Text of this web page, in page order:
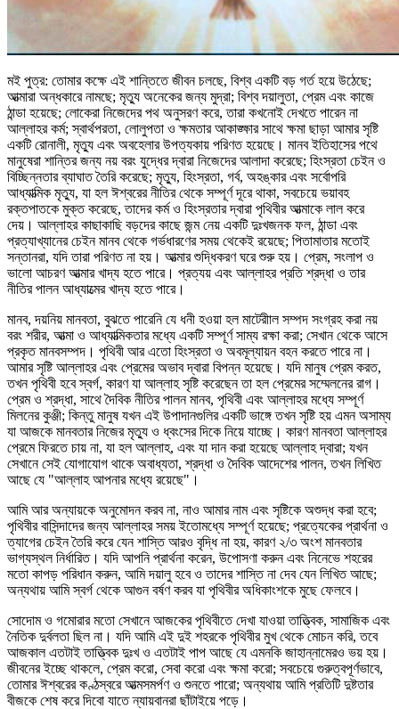
মই পুত্র: তোমার কক্ষে এই শান্তিতে জীবন চলছে, বিশ্ব একটি বড় গর্ত হয়ে উঠেছে;
আত্মারা অন্ধকারে নামছে; মৃত্যু অনেকের জন্য মুদ্রা; বিশ্ব দয়ালুতা, প্রেম এবং কাজে
ঠান্ডা হয়েছে; লোকেরা নিজেদের পথ অনুসরণ করে, তারা কখনোই দেখতে পারেন না
আল্লাহর কর্ম; স্বার্থপরতা, লোলুপতা ও ক্ষমতার আকাঙ্ক্ষার সাথে ক্ষমা ছাড়া আমার সৃষ্টি
একটি রোনালী, মৃত্যু এবং অবহেলার উপত্যকায় পরিণত হয়েছে। মানব ইতিহাসের পথে
মানুষেরা শান্তির জন্য নয় বরং যুদ্ধের দ্বারা নিজেদের আলাদা করেছে; হিংস্রতা চেইন ও
বিচ্ছিন্নতার ব্যাঘাত তৈরি করেছে; মৃত্যু, হিংস্রতা, গর্ব, অহঙ্কার এবং সর্বোপরি
আধ্যাত্মিক মৃত্যু, যা হল ঈশ্বরের নীতির থেকে সম্পূর্ণ দূরে থাকা, সবচেয়ে ভয়াবহ
রক্তপাতকে মুক্ত করেছে, তাদের কর্ম ও হিংস্রতার দ্বারা পৃথিবীর আত্মাকে লাল করে
দেয়। আল্লাহর কাছাকাছি বড়দের কাছে জন্ম নেয় একটি দুঃখজনক ফল, ঠান্ডা এবং
প্রত্যাখ্যানের চেইন মানব থেকে গর্ভধারণের সময় থেকেই রয়েছে; পিতামাতার মতোই
সন্তানরা, যদি তারা পরিণত না হয়। আত্মার শুদ্ধিকরণ ঘরে শুরু হয়। প্রেম, সংলাপ ও
ভালো আচরণ আত্মার খাদ্য হতে পারে। প্রত্যয় এবং আল্লাহর প্রতি শ্রদ্ধা ও তার
নীতির পালন আধ্যাত্মের খাদ্য হতে পারে।
মানব, দয়নিয় মানবতা, বুঝতে পারেনি যে ধনী হওয়া হল মাটেরীাল সম্পদ সংগ্রহ করা নয়
বরং শরীর, আত্মা ও আধ্যাত্মিকতার মধ্যে একটি সম্পূর্ণ সাম্য রক্ষা করা; সেখান থেকে আসে
প্রকৃত মানবসম্পদ। পৃথিবী আর এতো হিংস্রতা ও অবমূল্যায়ন বহন করতে পারে না।
আমার সৃষ্টি আল্লাহর এবং প্রেমের অভাব দ্বারা বিপন্ন হয়েছে। যদি মানুষ প্রেম করত,
তখন পৃথিবী হবে স্বর্গ, কারণ যা আল্লাহ সৃষ্টি করেছেন তা হল প্রেমের সম্মেলনের রাগ।
প্রেম ও শ্রদ্ধা, সাথে দৈবিক নীতির পালন মানব, পৃথিবী এবং আল্লাহর মধ্যে সম্পূর্ণ
মিলনের কুঞ্জী; কিন্তু মানুষ যখন এই উপাদানগুলির একটি ভাঙ্গে তখন সৃষ্টি হয় এমন অসাম্য
যা আজকে মানবতার নিজের মৃত্যু ও ধ্বংসের দিকে নিয়ে যাচ্ছে। কারণ মানবতা আল্লাহর
প্রেমে ফিরতে চায় না, যা হল আল্লাহ, এবং যা দান করা হয়েছে আল্লাহ দ্বারা; যখন
সেখানে সেই যোগাযোগ থাকে অবাধ্যতা, শ্রদ্ধা ও দৈবিক আদেশের পালন, তখন লিখিত
আছে যে "আল্লাহ আপনার মধ্যে রয়েছে"।
আমি আর অন্যায়কে অনুমোদন করব না, নাও আমার নাম এবং সৃষ্টিকে অশুদ্ধ করা হবে;
পৃথিবীর বাসিন্দাদের জন্য আল্লাহর সময় ইতোমধ্যে সম্পূর্ণ হয়েছে; প্রত্যেকের প্রার্থনা ও
ত্যাগের চেইন তৈরি করে যেন শাস্তি আরও বৃদ্ধি না হয়, কারণ ২/৩ অংশ মানবতার
ভাগ্যস্থল নির্ধারিত। যদি আপনি প্রার্থনা করেন, উপোসণা করুন এবং নিনেভে শহরের
মতো কাপড় পরিধান করুন, আমি দয়ালু হবে ও তাদের শাস্তি না দেব যেন লিখিত আছে;
অন্যথায় আমি স্বর্গ থেকে আগুন বর্ষণ করব যা পৃথিবীর অধিকাংশকে মুছে ফেলবে।
সোদোম ও গমোরার মতো সেখানে আজকের পৃথিবীতে দেখা যাওয়া তাত্ত্বিক, সামাজিক এবং
নৈতিক দুর্বলতা ছিল না। যদি আমি এই দুই শহরকে পৃথিবীর মুখ থেকে মোচন করি, তবে
আজকাল এতটাই তাত্ত্বিক দুঃখ ও এতটাই পাপ আছে যে এমনকি জাহান্নামেরও ভয় হয়।
জীবনের ইচ্ছে থাকলে, প্রেম করো, সেবা করো এবং ক্ষমা করো; সবচেয়ে গুরুত্বপূর্ণভাবে,
তোমার ঈশ্বরের কণ্ঠস্বরে আত্মসমর্পণ ও শুনতে পারো; অন্যথায় আমি প্রতিটি দুষ্টতার
বীজকে শেষ করে দিবো যাতে ন্যায়বানরা ছাঁটাইয়ে পড়ে।